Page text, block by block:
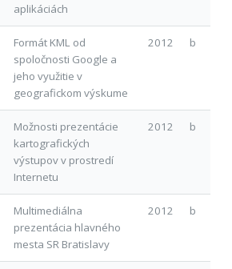
aplikáciách
Formát KML od
spoločnosti Google a
jeho využitie v
geografickom výskume
2012 b
Možnosti prezentácie
kartografických
výstupov v prostredí
Internetu
2012 b
Multimediálna
prezentácia hlavného
mesta SR Bratislavy
2012 b